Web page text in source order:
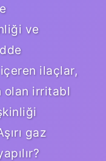
ve
ilaçlar,
olan irritabl
gaz